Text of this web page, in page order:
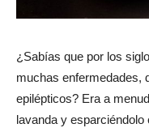
¿Sabías que por los
muchas enfermedades,
epilépticos? Era a
lavanda y